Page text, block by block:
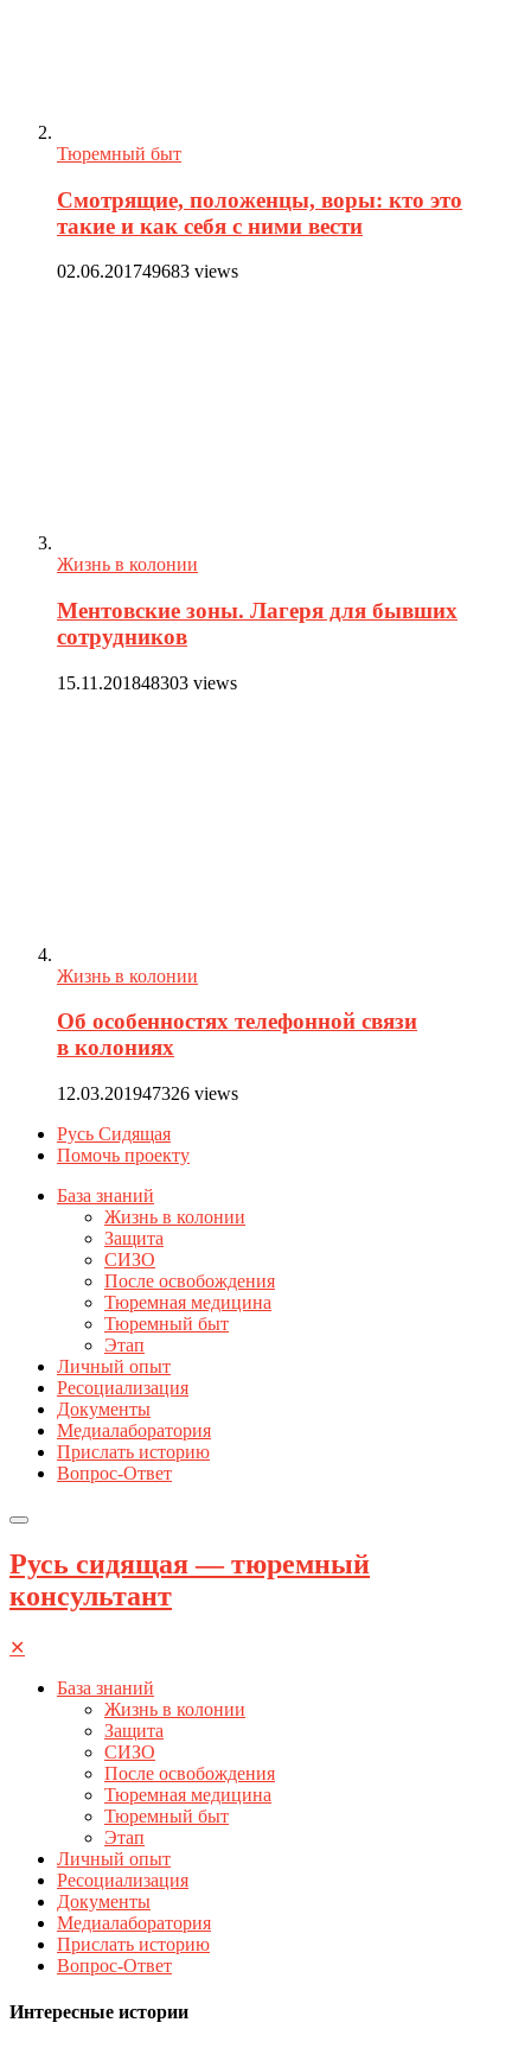
Тюремный быт
Смотрящие, положенцы, воры: кто это
такие и как себя с ними вести
02.06.201749683 views
Жизнь в колонии
Ментовские зоны. Лагеря для бывших
сотрудников
15.11.201848303 views
Жизнь в колонии
Об особенностях телефонной связи
в колониях
12.03.201947326 views
Русь Сидящая
Помочь проекту
База знаний
Жизнь в колонии
Защита
СИЗО
После освобождения
Тюремная медицина
Тюремный быт
Этап
Личный опыт
Ресоциализация
Документы
Медиалаборатория
Прислать историю
Вопрос-Ответ
Русь сидящая — тюремный
консультант
✕
База знаний
Жизнь в колонии
Защита
СИЗО
После освобождения
Тюремная медицина
Тюремный быт
Этап
Личный опыт
Ресоциализация
Документы
Медиалаборатория
Прислать историю
Вопрос-Ответ
Интересные истории